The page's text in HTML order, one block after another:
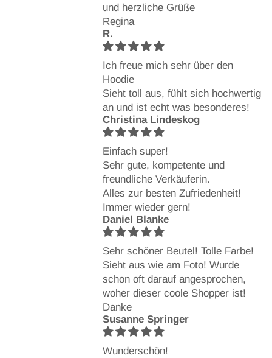
und herzliche Grüße
Regina
R.
Ich freue mich sehr über den
Hoodie
Sieht toll aus, fühlt sich hochwertig
an und ist echt was besonderes!
Christina Lindeskog
Einfach super!
Sehr gute, kompetente und
freundliche Verkäuferin.
Alles zur besten Zufriedenheit!
Immer wieder gern!
Daniel Blanke
Sehr schöner Beutel! Tolle Farbe!
Sieht aus wie am Foto! Wurde
schon oft darauf angesprochen,
woher dieser coole Shopper ist!
Danke
Susanne Springer
Wunderschön!